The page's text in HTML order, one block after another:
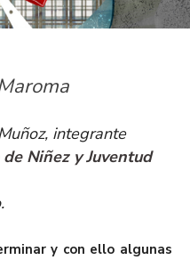
integrante
Niñez y Juventud
y con ello algunas